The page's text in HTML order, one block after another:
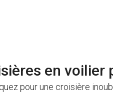
en voilier
pour une croisière